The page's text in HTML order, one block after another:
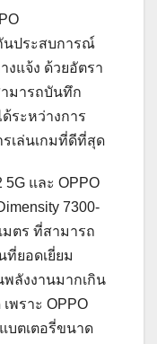
นประสบการณ์
งแจ้ง ด้วยอัตรา
ามารถบันทึก
ระหว่างการ
เล่นเกมที่ดีที่สุด
และ OPPO
7300-
มตร ที่สามารถ
ยอดเยี่ยม
พลังงานมากเกิน
พราะ OPPO
บตเตอรี่ขนาด